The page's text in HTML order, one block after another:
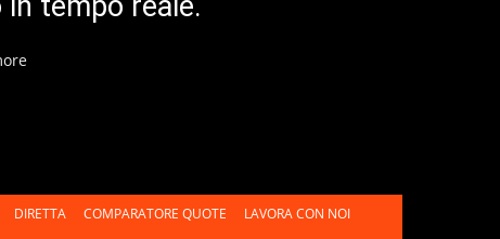
DIRETTA COMPARATORE QUOTE LAVORA CON NOI